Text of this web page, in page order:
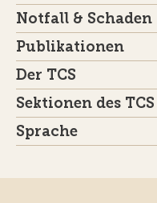
Notfall & Schaden
Publikationen
Der TCS
Sektionen des TCS
Sprache